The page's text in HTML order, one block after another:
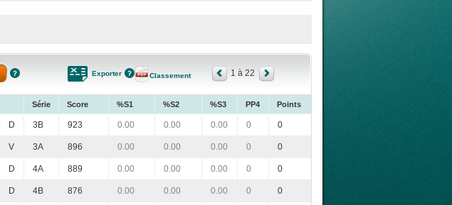
Exporter Classement 1 à 22
Série Score %S1 %S2 %S3 PP4 Points
D 3B 923 0.00 0.00 0.00 0 0
V 3A 896 0.00 0.00 0.00 0 0
D 4A 889 0.00 0.00 0.00 0 0
D 4B 876 0.00 0.00 0.00 0 0